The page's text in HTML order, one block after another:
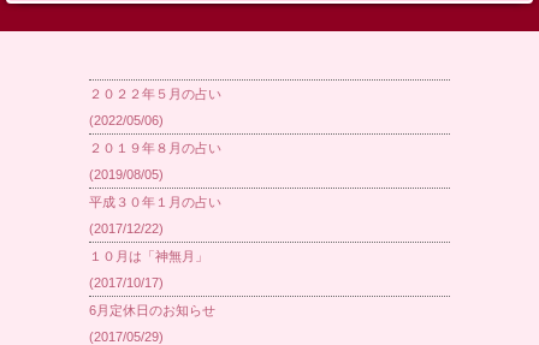
２０２２年５月の占い
(2022/05/06)
２０１９年８月の占い
(2019/08/05)
平成３０年１月の占い
(2017/12/22)
１０月は「神無月」
(2017/10/17)
6月定休日のお知らせ
(2017/05/29)